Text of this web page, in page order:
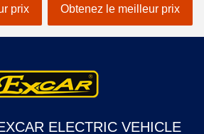
prix
EXCAR A1S6 + 2 blanc
Obtenez le meilleur prix
ELECTRIC VEHICLE